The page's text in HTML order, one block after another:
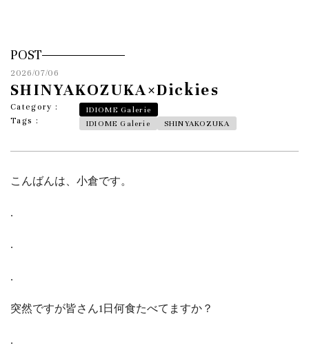
POST
2026/07/06
SHINYAKOZUKA×Dickies
Category :
IDIOME Galerie
Tags :
IDIOME Galerie SHINYAKOZUKA
こんばんは、小倉です。
.
.
.
突然ですが皆さん1日何食たべてますか？
.